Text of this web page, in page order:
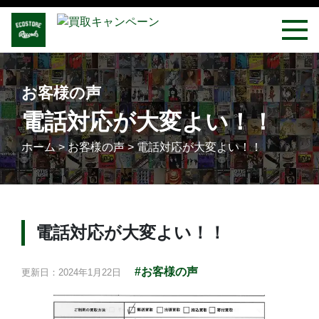
お客様の声
電話対応が大変よい！！
ホーム> お客様の声> 電話対応が大変よい！！
電話対応が大変よい！！
更新日：2024年1月22日 #お客様の声